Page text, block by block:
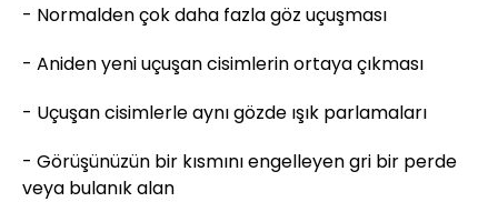
- Normalden çok daha fazla göz uçuşması
- Aniden yeni uçuşan cisimlerin ortaya çıkması
- Uçuşan cisimlerle aynı gözde ışık parlamaları
- Görüşünüzün bir kısmını engelleyen gri bir perde
veya bulanık alan